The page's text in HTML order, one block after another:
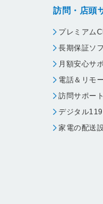
訪問・店頭
プレミアム
長期保証ソ
月額安心サ
電話＆リモ
訪問サポート
デジタル119
家電の配送